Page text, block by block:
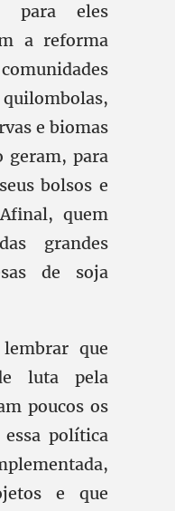
para eles
a reforma
e biomas
geram, para
bolsos e
quem
grandes
de soja
que
luta pela
poucos os
essa política
e que